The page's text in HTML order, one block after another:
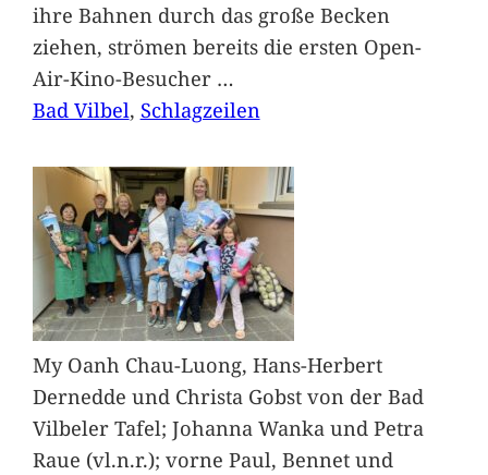
ihre Bahnen durch das große Becken
ziehen, strömen bereits die ersten Open-
Air-Kino-Besucher …
Bad Vilbel, Schlagzeilen
My Oanh Chau-Luong, Hans-Herbert
Dernedde und Christa Gobst von der Bad
Vilbeler Tafel; Johanna Wanka und Petra
Raue (vl.n.r.); vorne Paul, Bennet und